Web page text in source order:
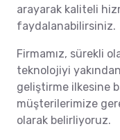
arayarak kaliteli
faydalanabilirsiniz.
Firmamız, sürekli
teknolojiyi
geliştirme ilkesine
müşterilerimize
olarak belirliyoruz.